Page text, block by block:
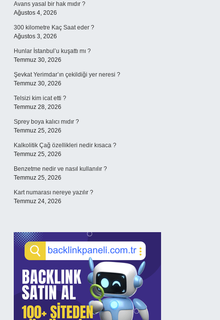
Avans yasal bir hak mıdır ?
Ağustos 4, 2026
300 kilometre Kaç Saat eder ?
Ağustos 3, 2026
Hunlar İstanbul’u kuşattı mı ?
Temmuz 30, 2026
Şevkat Yerimdar’ın çekildiği yer neresi ?
Temmuz 30, 2026
Telsizi kim icat etti ?
Temmuz 28, 2026
Sprey boya kalıcı mıdır ?
Temmuz 25, 2026
Kalkolitik Çağ özellikleri nedir kısaca ?
Temmuz 25, 2026
Benzetme nedir ve nasıl kullanılır ?
Temmuz 25, 2026
Kart numarası nereye yazılır ?
Temmuz 24, 2026